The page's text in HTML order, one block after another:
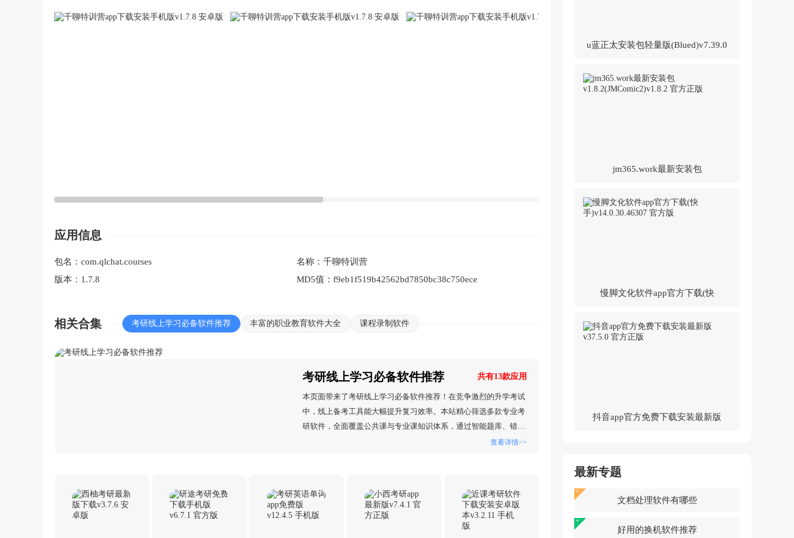
应用信息
包名： com.qlchat.courses 名称： 千聊特训营
版本： 1.7.8 MD5值： f9eb1f519b42562bd7850bc38c750ece
相关合集 考研线上学习必备软件推荐 丰富的职业教育软件大全 课程录制软件
考研线上学习必备软件推荐 共有13款应用
本页面带来了考研线上学习必备软件推荐！在竞争激烈的升学考试
中，线上备考工具能大幅提升复习效率。本站精心筛选多款专业考
研软件，全面覆盖公共课与专业课知识体系，通过智能题库、错题
分析、进度追踪等核心功能，帮助考生快速定位知识薄弱环节，制
查看详情>>
u蓝正太安装包轻量版(Blued)v7.39.0
jm365.work最新安装包
慢脚文化软件app官方下载(快
抖音app官方免费下载安装最新版
最新专题
文档处理软件有哪些
好用的换机软件推荐